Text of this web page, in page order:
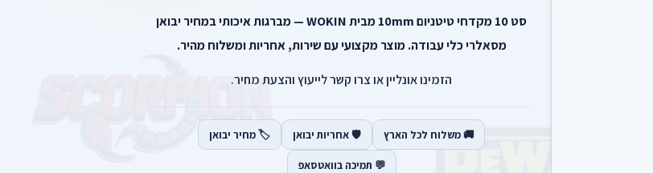
סט 10 מקדחי טיטניום 10mm מבית WOKIN — מברגות איכותי במחיר יבואן
מסאלרי כלי עבודה. מוצר מקצועי עם שירות, אחריות ומשלוח מהיר.
הזמינו אונליין או צרו קשר לייעוץ והצעת מחיר.
🚚 משלוח לכל הארץ 🛡️ אחריות יבואן 🏷️ מחיר יבואן
💬 תמיכה בוואטסאפ